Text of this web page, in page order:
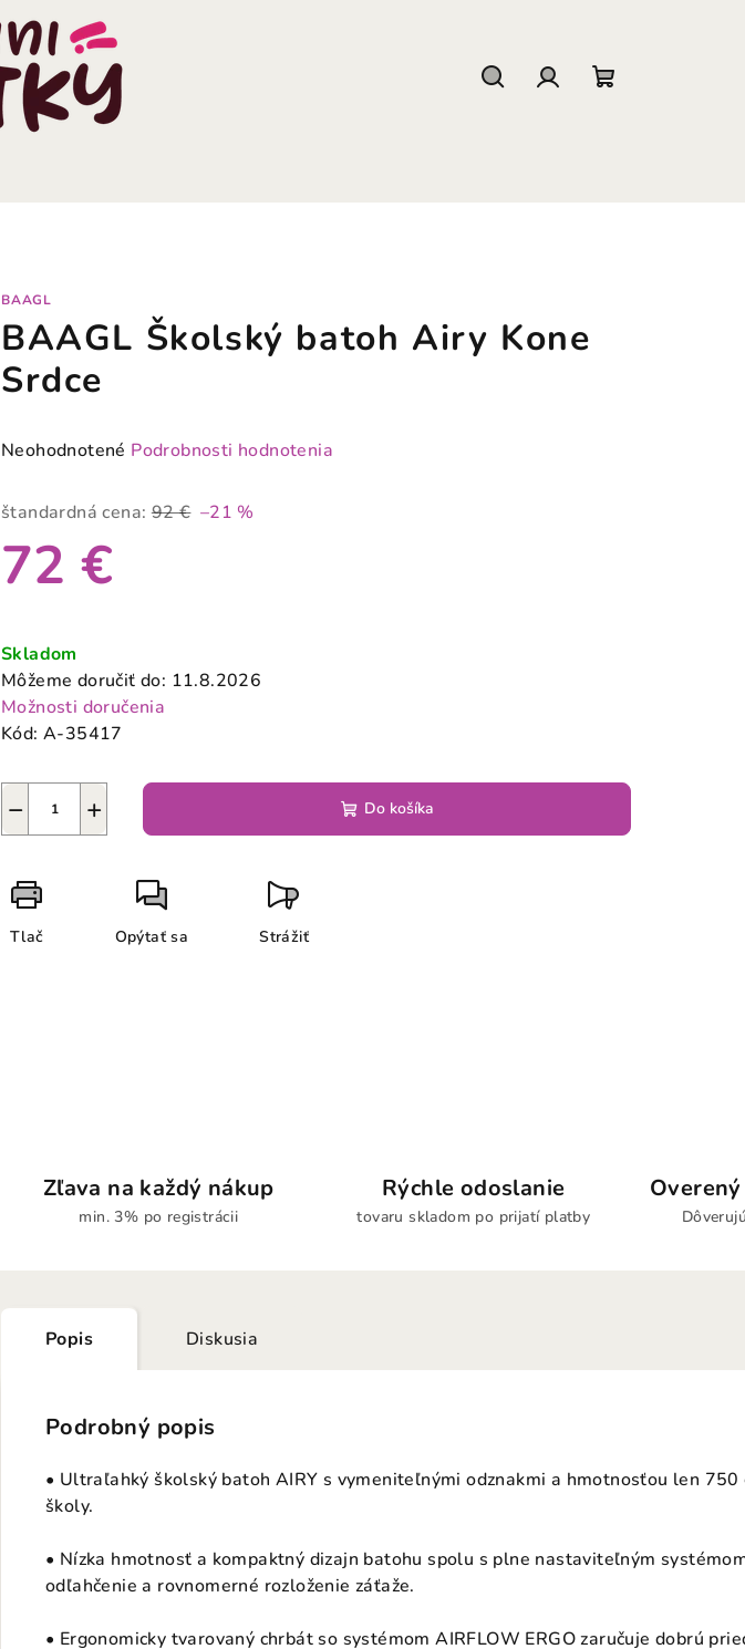
BAAGL
BAAGL Školský batoh Airy Kone
Srdce
Priemerné
produktu
0,0
z
Neohodnotené Podrobnosti hodnotenia
štandardná cena: 92 € –21 %
72 €
cena:
Skladom
Môžeme doručiť do: 11.8.2026
Možnosti doručenia
Kód: A-35417
+
− Do košíka
Tlač Opýtať sa Strážiť
Zľava na každý nákup
min. 3% po registrácii
Rýchle odoslanie
tovaru skladom po prijatí platby
Popis Diskusia
Podrobný popis
• Ultraľahký školský batoh AIRY s vymeniteľnými odznakmi a hmotnosťou len
školy.
• Nízka hmotnosť a kompaktný dizajn batohu spolu s plne nastaviteľným
odľahčenie a rovnomerné rozloženie záťaže.
• Ergonomicky tvarovaný chrbát so systémom AIRFLOW ERGO zaručuje dobrú